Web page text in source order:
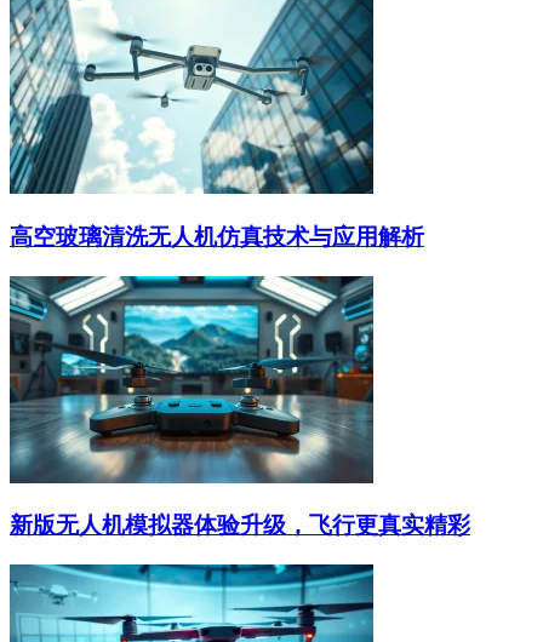
高空玻璃清洗无人机仿真技术与应用解析
新版无人机模拟器体验升级，飞行更真实精彩